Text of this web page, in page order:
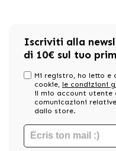
Iscriviti alla
di 10€ sul tuo
Mi registro, ho letto e
cookie, le condizioni
il mio account utente
comunicazioni
dallo store.